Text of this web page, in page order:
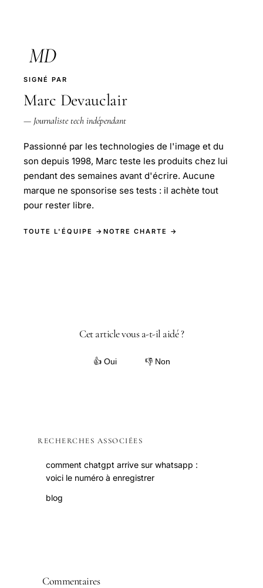
MD
SIGNÉ PAR
Marc Devauclair
— Journaliste tech indépendant
Passionné par les technologies de l'image et du
son depuis 1998, Marc teste les produits chez lui
pendant des semaines avant d'écrire. Aucune
marque ne sponsorise ses tests : il achète tout
pour rester libre.
TOUTE L'ÉQUIPE → NOTRE CHARTE →
Cet article vous a-t-il aidé ?
👍 Oui 👎 Non
RECHERCHES ASSOCIÉES
comment chatgpt arrive sur whatsapp :
voici le numéro à enregistrer
blog
Commentaires